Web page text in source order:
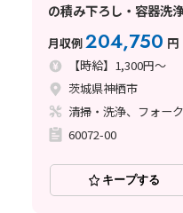
の積み下ろし・容器
月収例204,750 円
【時給】1,300円～
茨城県神栖市
清掃・洗浄、フォー
60072-00
キープする